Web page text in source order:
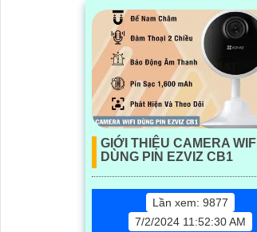
GIỚI THIỆU CAMERA WIFI
DÙNG PIN EZVIZ CB1
Lần xem: 9877
7/2/2024 11:52:30 AM